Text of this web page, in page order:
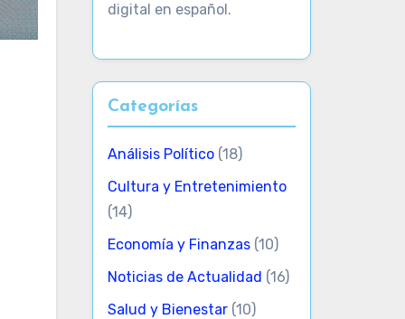
digital en español.
Categorías
Análisis Político (18)
Cultura y Entretenimiento
(14)
Economía y Finanzas (10)
Noticias de Actualidad (16)
Salud y Bienestar (10)